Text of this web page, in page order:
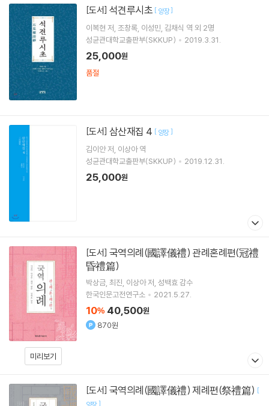
[도서] 석견루시초 [ 양장]
이복현 저 조창록 이성민 김채식 역 외 2명
성균관대학교출판부(SKKUP)
2019.3.31.
25,000원
품절
[도서] 삼산재집 4 [ 양장]
김이안저 이상아역
성균관대학교출판부(SKKUP)
2019.12.31.
25,000원
미리보기
[도서]
昏禮篇)
박상금 최진 이상아저 성백효감수
한국인문고전연구소
2021.5.27.
10% 40,500원
870원
[도서] 국역의례(國譯儀禮) 제례편(祭禮篇) [
]